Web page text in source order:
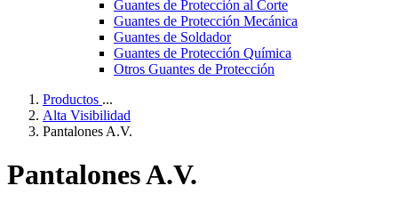
Guantes de Protección al Corte
Guantes de Protección Mecánica
Guantes de Soldador
Guantes de Protección Química
Otros Guantes de Protección
Productos ...
Alta Visibilidad
Pantalones A.V.
Pantalones A.V.